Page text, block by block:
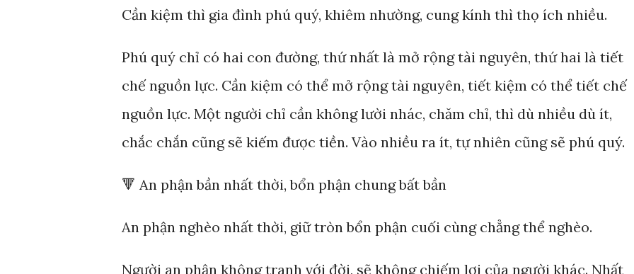
Cần kiệm thì gia đình phú quý, khiêm nhường, cung kính thì thọ ích nhiều.
Phú quý chỉ có hai con đường, thứ nhất là mở rộng tài nguyên, thứ hai là tiết
chế nguồn lực. Cần kiệm có thể mở rộng tài nguyên, tiết kiệm có thể tiết chế
nguồn lực. Một người chỉ cần không lười nhác, chăm chỉ, thì dù nhiều dù ít,
chắc chắn cũng sẽ kiếm được tiền. Vào nhiều ra ít, tự nhiên cũng sẽ phú quý.
🔻 An phận bần nhất thời, bổn phận chung bất bần
An phận nghèo nhất thời, giữ tròn bổn phận cuối cùng chẳng thể nghèo.
Người an phận không tranh với đời, sẽ không chiếm lợi của người khác. Nhất